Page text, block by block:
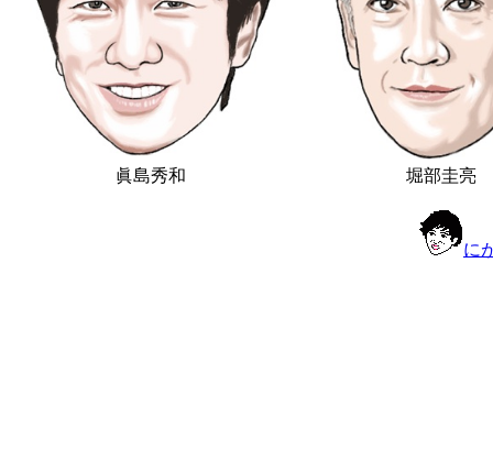
眞島秀和 堀部圭亮
に